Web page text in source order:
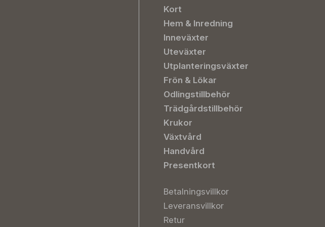
Kort
Hem & Inredning
Inneväxter
Uteväxter
Utplanteringsväxter
Frön & Lökar
Odlingstillbehör
Trädgårdstillbehör
Krukor
Växtvård
Handvård
Presentkort
Betalningsvillkor
Leveransvillkor
Retur